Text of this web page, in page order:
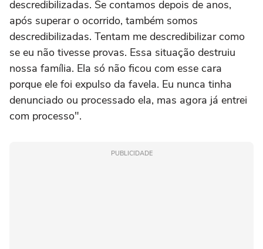
descredibilizadas. Se contamos depois de anos,
após superar o ocorrido, também somos
descredibilizadas. Tentam me descredibilizar como
se eu não tivesse provas. Essa situação destruiu
nossa família. Ela só não ficou com esse cara
porque ele foi expulso da favela. Eu nunca tinha
denunciado ou processado ela, mas agora já entrei
com processo".
PUBLICIDADE